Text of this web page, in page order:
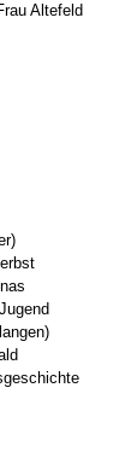
Altefeld